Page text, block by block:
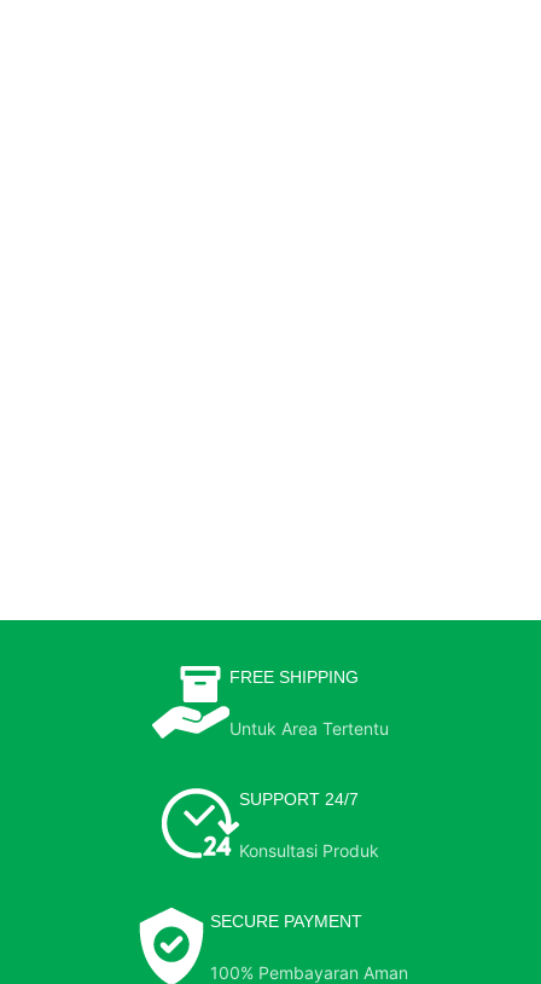
FREE SHIPPING
Untuk Area Tertentu
SUPPORT 24/7
Konsultasi Produk
SECURE PAYMENT
100% Pembayaran Aman